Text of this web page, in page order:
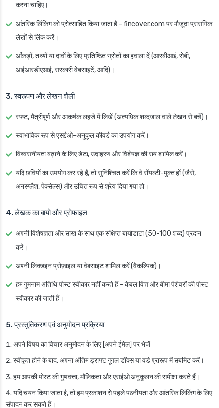
करना चाहिए।
आंतरिक लिंकिंग को प्रोत्साहित किया जाता है - fincover.com पर मौजूदा प्रासंगिक
लेखों से लिंक करें।
आँकड़ों, तथ्यों या दावों के लिए प्रतिष्ठित स्रोतों का हवाला दें (आरबीआई, सेबी,
आईआरडीएआई, सरकारी वेबसाइटें, आदि)।
3. स्वरूपण और लेखन शैली
स्पष्ट, मैत्रीपूर्ण और आकर्षक लहजे में लिखें (अत्यधिक शब्दजाल वाले लेखन से बचें)।
स्वाभाविक रूप से एसईओ-अनुकूल कीवर्ड का उपयोग करें।
विश्वसनीयता बढ़ाने के लिए डेटा, उदाहरण और विशेषज्ञ की राय शामिल करें।
यदि छवियों का उपयोग कर रहे हैं, तो सुनिश्चित करें कि वे रॉयल्टी-मुक्त हों (जैसे,
अनस्प्लैश, पेक्सेल्स) और उचित रूप से श्रेय दिया गया हो।
4. लेखक का बायो और प्रोफाइल
अपनी विशेषज्ञता और साख के साथ एक संक्षिप्त बायोडाटा (50-100 शब्द) प्रदान
करें।
अपनी लिंक्डइन प्रोफ़ाइल या वेबसाइट शामिल करें (वैकल्पिक)।
हम गुमनाम अतिथि पोस्ट स्वीकार नहीं करते हैं - केवल वित्त और बीमा पेशेवरों की पोस्ट
स्वीकार की जाती हैं।
5. प्रस्तुतिकरण एवं अनुमोदन प्रक्रिया
अपने विषय का विचार अनुमोदन के लिए [अपने ईमेल] पर भेजें।
स्वीकृत होने के बाद, अपना अंतिम ड्राफ्ट गूगल डॉक्स या वर्ड प्रारूप में सबमिट करें।
हम आपकी पोस्ट की गुणवत्ता, मौलिकता और एसईओ अनुकूलन की समीक्षा करते हैं।
यदि चयन किया जाता है, तो हम प्रकाशन से पहले पठनीयता और आंतरिक लिंकिंग के लिए
संपादन कर सकते हैं।